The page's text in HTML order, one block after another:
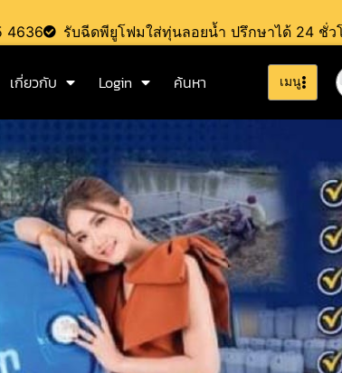
4636 รับฉีดพียูโฟมใส่ทุ่นลอยน้ำ ปรึกษาได้ 24 ชั่ว
เกี่ยวกับ Login ค้นหา เมนู